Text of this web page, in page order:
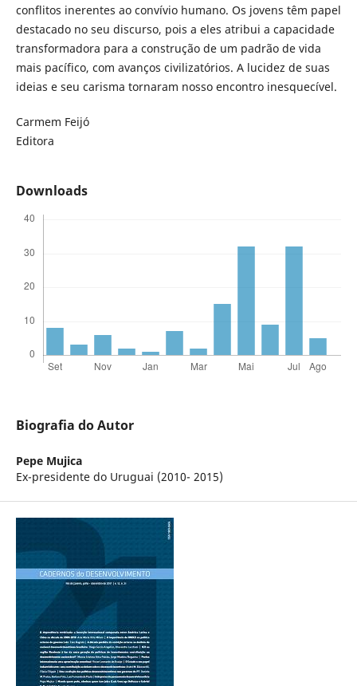
conflitos inerentes ao convívio humano. Os jovens têm papel
destacado no seu discurso, pois a eles atribui a capacidade
transformadora para a construção de um padrão de vida
mais pacífico, com avanços civilizatórios. A lucidez de suas
ideias e seu carisma tornaram nosso encontro inesquecível.
Carmem Feijó
Editora
Downloads
Biografia do Autor
Pepe Mujica
Ex-presidente do Uruguai (2010- 2015)